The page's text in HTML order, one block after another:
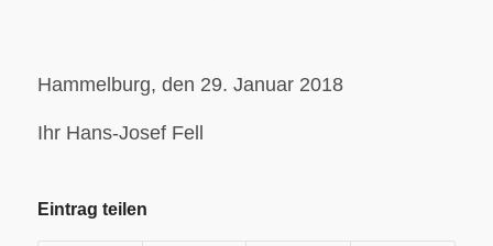
Hammelburg, den 29. Januar 2018
Ihr Hans-Josef Fell
Eintrag teilen